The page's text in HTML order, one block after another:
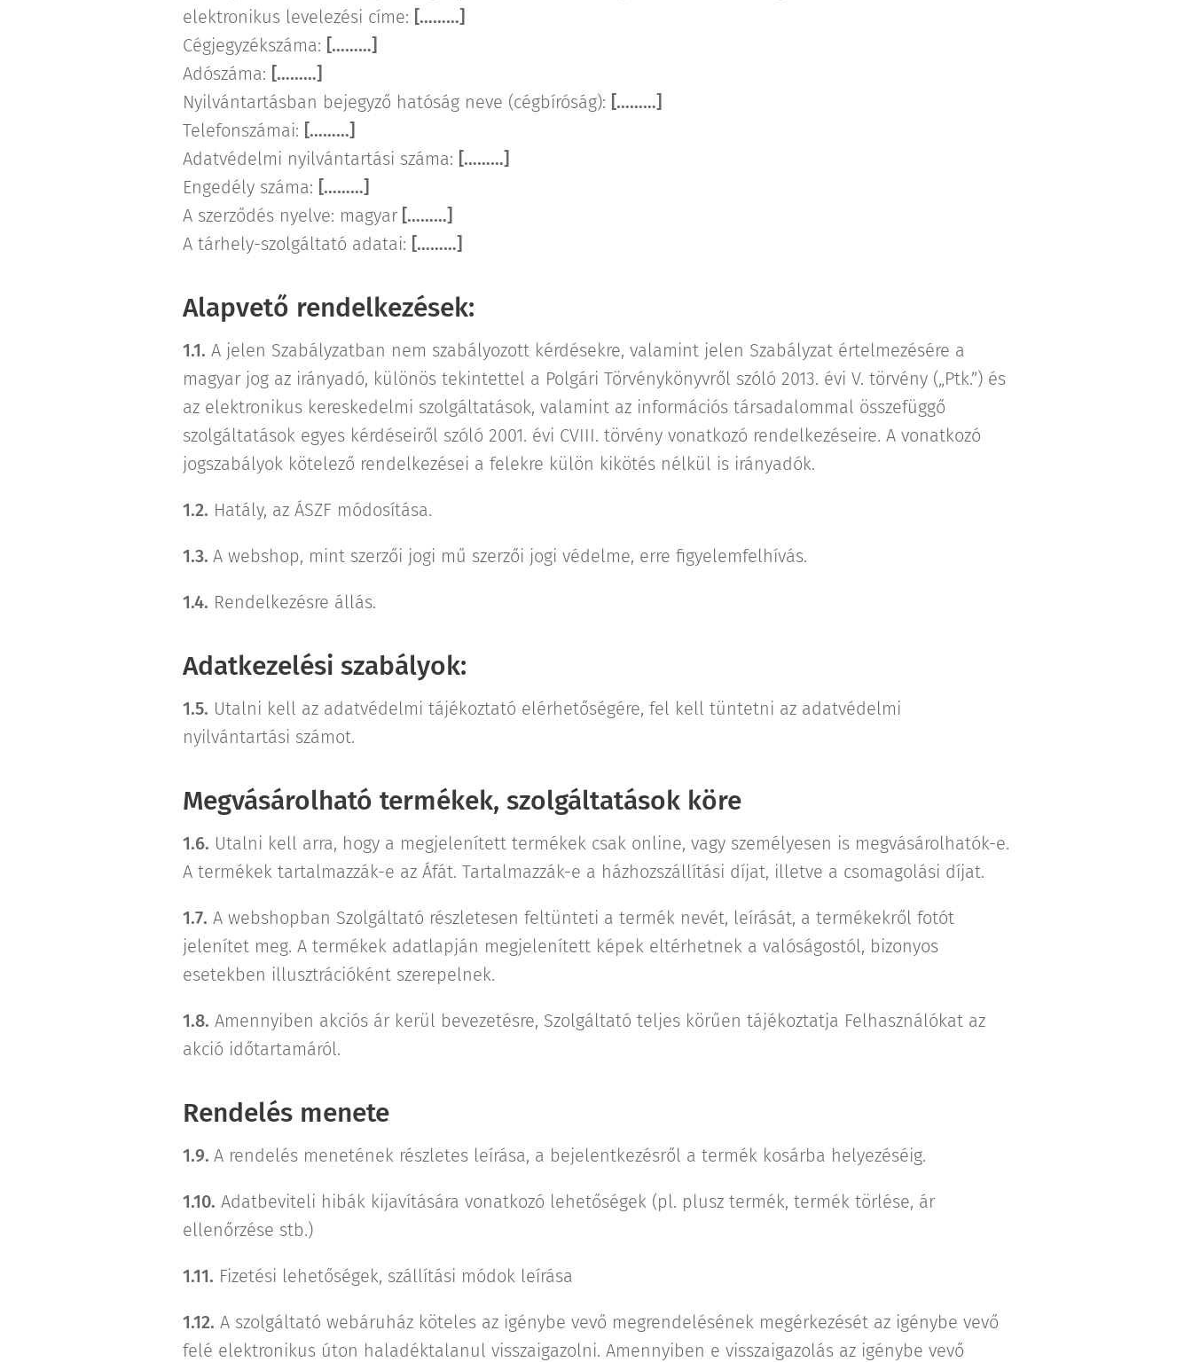
elektronikus levelezési címe: [………]
Cégjegyzékszáma: [………]
Adószáma: [………]
Nyilvántartásban bejegyző hatóság neve (cégbíróság): [………]
Telefonszámai: [………]
Adatvédelmi nyilvántartási száma: [………]
Engedély száma: [………]
A szerződés nyelve: magyar[………]
A tárhely-szolgáltató adatai: [………]
Alapvető rendelkezések:
1.1. A jelen Szabályzatban nem szabályozott kérdésekre, valamint jelen Szabályzat értelmezésére a
magyar jog az irányadó, különös tekintettel a Polgári Törvénykönyvről szóló 2013. évi V. törvény („Ptk.”) és
az elektronikus kereskedelmi szolgáltatások, valamint az információs társadalommal összefüggő
szolgáltatások egyes kérdéseiről szóló 2001. évi CVIII. törvény vonatkozó rendelkezéseire. A vonatkozó
jogszabályok kötelező rendelkezései a felekre külön kikötés nélkül is irányadók.
1.2. Hatály, az ÁSZF módosítása.
1.3. A webshop, mint szerzői jogi mű szerzői jogi védelme, erre figyelemfelhívás.
1.4. Rendelkezésre állás.
Adatkezelési szabályok:
1.5. Utalni kell az adatvédelmi tájékoztató elérhetőségére, fel kell tüntetni az adatvédelmi
nyilvántartási számot.
Megvásárolható termékek, szolgáltatások köre
1.6. Utalni kell arra, hogy a megjelenített termékek csak online, vagy személyesen is megvásárolhatók-e.
A termékek tartalmazzák-e az Áfát. Tartalmazzák-e a házhozszállítási díjat, illetve a csomagolási díjat.
1.7. A webshopban Szolgáltató részletesen feltünteti a termék nevét, leírását, a termékekről fotót
jelenítet meg. A termékek adatlapján megjelenített képek eltérhetnek a valóságostól, bizonyos
esetekben illusztrációként szerepelnek.
1.8. Amennyiben akciós ár kerül bevezetésre, Szolgáltató teljes körűen tájékoztatja Felhasználókat az
akció időtartamáról.
Rendelés menete
1.9. A rendelés menetének részletes leírása, a bejelentkezésről a termék kosárba helyezéséig.
1.10. Adatbeviteli hibák kijavítására vonatkozó lehetőségek (pl. plusz termék, termék törlése, ár
ellenőrzése stb.)
1.11. Fizetési lehetőségek, szállítási módok leírása
1.12. A szolgáltató webáruház köteles az igénybe vevő megrendelésének megérkezését az igénybe vevő
felé elektronikus úton haladéktalanul visszaigazolni. Amennyiben e visszaigazolás az igénybe vevő